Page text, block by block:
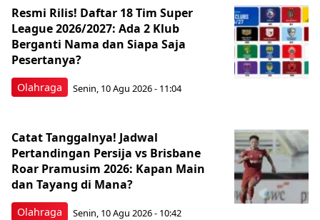
Olahraga
Resmi Rilis! Daftar 18 Tim Super
League 2026/2027: Ada 2 Klub
Berganti Nama dan Siapa Saja
Pesertanya?
Senin, 10 Agu 2026 - 11:04
Olahraga
Catat Tanggalnya! Jadwal
Pertandingan Persija vs Brisbane
Roar Pramusim 2026: Kapan Main
dan Tayang di Mana?
Senin, 10 Agu 2026 - 10:42